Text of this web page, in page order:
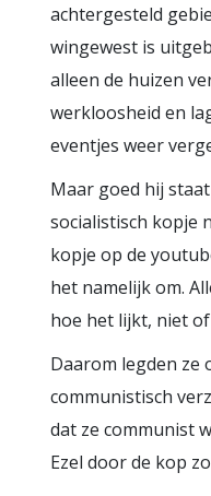
achtergesteld
wingewest is
alleen de huizen
werkloosheid en
eventjes weer
Maar goed hij
socialistisch kopje
kopje op de
het namelijk om.
hoe het lijkt, niet
Daarom legden ze
communistisch
dat ze communist
Ezel door de kop